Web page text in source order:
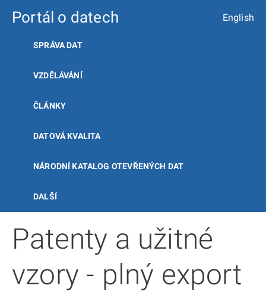
Portál o datech English
SPRÁVA DAT
VZDĚLÁVÁNÍ
ČLÁNKY
DATOVÁ KVALITA
NÁRODNÍ KATALOG OTEVŘENÝCH DAT
DALŠÍ
Patenty a užitné
vzory - plný export